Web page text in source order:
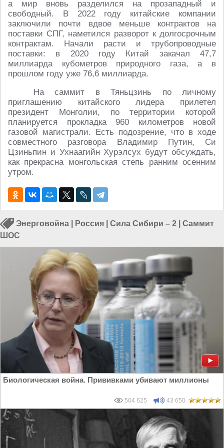
а мир вновь разделился на прозападный и
свободный. В 2022 году китайские компании
заключили почти вдвое меньше контрактов на
поставки СПГ, наметился разворот к долгосрочным
контрактам. Начали расти и трубопроводные
поставки: в 2020 году Китай закачал 47,7
миллиарда кубометров природного газа, а в
прошлом году уже 76,6 миллиарда.
На саммит в Тяньцзинь по личному
приглашению китайского лидера прилетел
президент Монголии, по территории которой
планируется прокладка 960 километров новой
газовой магистрали. Есть подозрение, что в ходе
совместного разговора Владимир Путин, Си
Цзиньпин и Ухнаагийн Хурэлсух будут обсуждать,
как прекрасна монгольская степь ранним осенним
утром.
Энерговойна Россия Сила Сибири – 2
Саммит
ШОС
Биологическая война. Прививками убивают миллионы
504 625 43 650